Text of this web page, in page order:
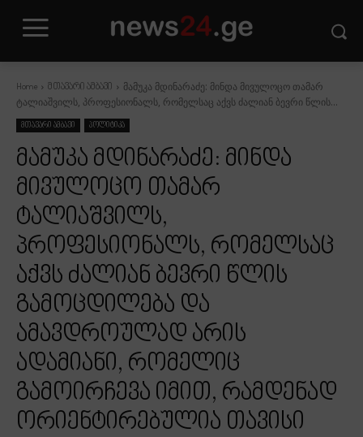
Home მთავარი ამბავი
მამუკა მდინარაძე: მინდა მივულოცო თამარ
ტალიაშვილს, პროფესიონალს, რომელსაც აქვს ძალიან ბევრი წლის...
მთავარი ამბავი პოლიტიკა
მამუკა მდინარაძე: მინდა
მივულოცო თამარ
ტალიაშვილს,
პროფესიონალს, რომელსაც
აქვს ძალიან ბევრი წლის
გამოცდილება და
ამავდროულად არის
ადამიანი, რომელიც
გამოირჩევა იმით, რამდენად
ორიენტირებულია თავისი